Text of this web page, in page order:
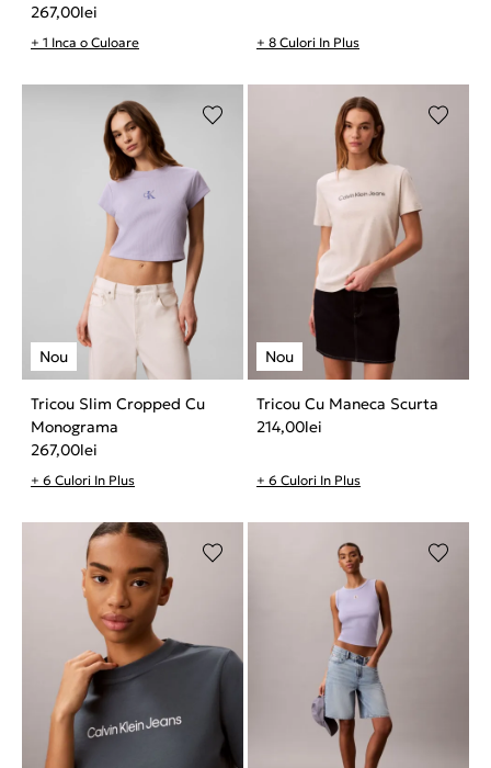
267,00lei
+ 1 Inca o Culoare + 8 Culori In Plus
Tricou Slim Cropped Cu
Monograma
267,00lei
+ 6 Culori In Plus
Tricou Cu Maneca Scurta
214,00lei
+ 6 Culori In Plus